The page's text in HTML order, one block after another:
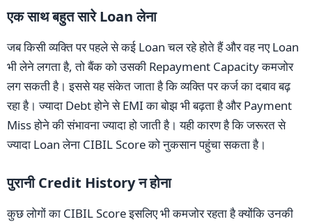
एक साथ बहुत सारे Loan लेना
जब किसी व्यक्ति पर पहले से कई Loan चल रहे होते हैं और वह नए Loan
भी लेने लगता है, तो बैंक को उसकी Repayment Capacity कमजोर
लग सकती है। इससे यह संकेत जाता है कि व्यक्ति पर कर्ज का दबाव बढ़
रहा है। ज्यादा Debt होने से EMI का बोझ भी बढ़ता है और Payment
Miss होने की संभावना ज्यादा हो जाती है। यही कारण है कि जरूरत से
ज्यादा Loan लेना CIBIL Score को नुकसान पहुंचा सकता है।
पुरानी Credit History न होना
कुछ लोगों का CIBIL Score इसलिए भी कमजोर रहता है क्योंकि उनकी